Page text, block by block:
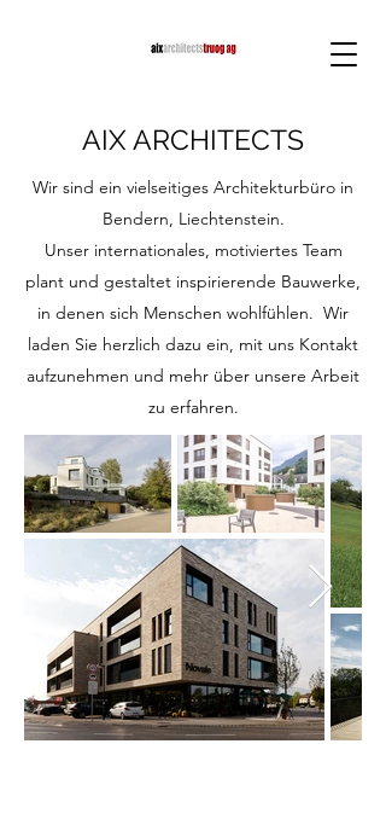
AIX ARCHITECTS
Wir sind ein vielseitiges Architekturbüro in
Bendern, Liechtenstein.
Unser internationales, motiviertes Team
plant und gestaltet inspirierende Bauwerke,
in denen sich Menschen wohlfühlen. Wir
laden Sie herzlich dazu ein, mit uns Kontakt
aufzunehmen und mehr über unsere Arbeit
zu erfahren.